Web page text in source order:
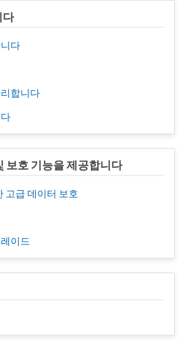
다
다
합니다
보호 기능을 제공합니다
고급 데이터 보호
이드